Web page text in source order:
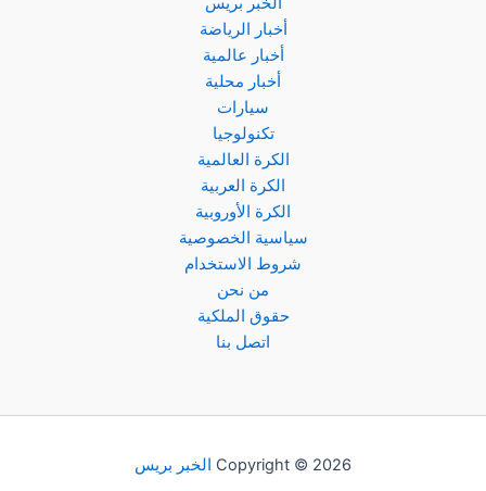
أخبار الرياضة
أخبار عالمية
أخبار محلية
سيارات
تكنولوجيا
الكرة العالمية
الكرة العربية
الكرة الأوروبية
سياسية الخصوصية
شروط الاستخدام
من نحن
حقوق الملكية
اتصل بنا
Copyright © 2026 الخبر بريس